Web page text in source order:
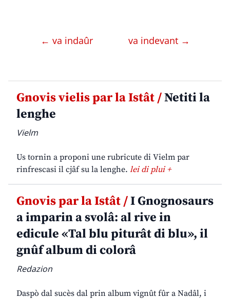
← va indaûr va indevant →
Gnovis vielis par la Istât /Netiti la
lenghe
Vielm
Us tornin a proponi une rubricute di Vielm par
rinfrescasi il cjâf su la lenghe. lei di plui +
Gnovis par la Istât /I Gnognosaurs
a imparin a svolâ: al rive in
edicule «Tal blu piturât di blu», il
gnûf album di colorâ
Redazion
Daspò dal sucès dal prin album vignût fûr a Nadâl, i